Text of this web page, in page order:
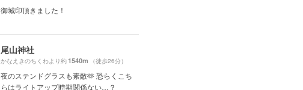
御城印頂きました！
尾山神社
かなえきのちくわより約1540m （徒歩26分）
夜のステンドグラスも素敵🫶 恐らくこち
らはライトアップ時期関係ない…？